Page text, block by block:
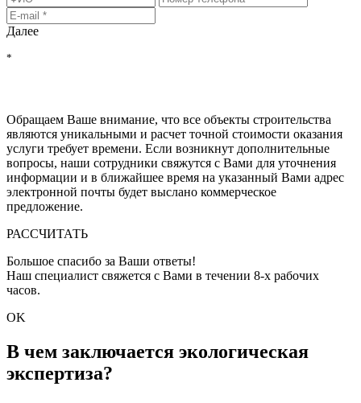
Далее
*
Обращаем Ваше внимание, что все объекты строительства
являются уникальными и расчет точной стоимости оказания
услуги требует времени. Если возникнут дополнительные
вопросы, наши сотрудники свяжутся с Вами для уточнения
информации и в ближайшее время на указанный Вами адрес
электронной почты будет выслано коммерческое
предложение.
РАССЧИТАТЬ
Большое спасибо за Ваши ответы!
Наш специалист свяжется с Вами в течении 8-x рабочих
часов.
OK
В чем заключается экологическая
экспертиза?